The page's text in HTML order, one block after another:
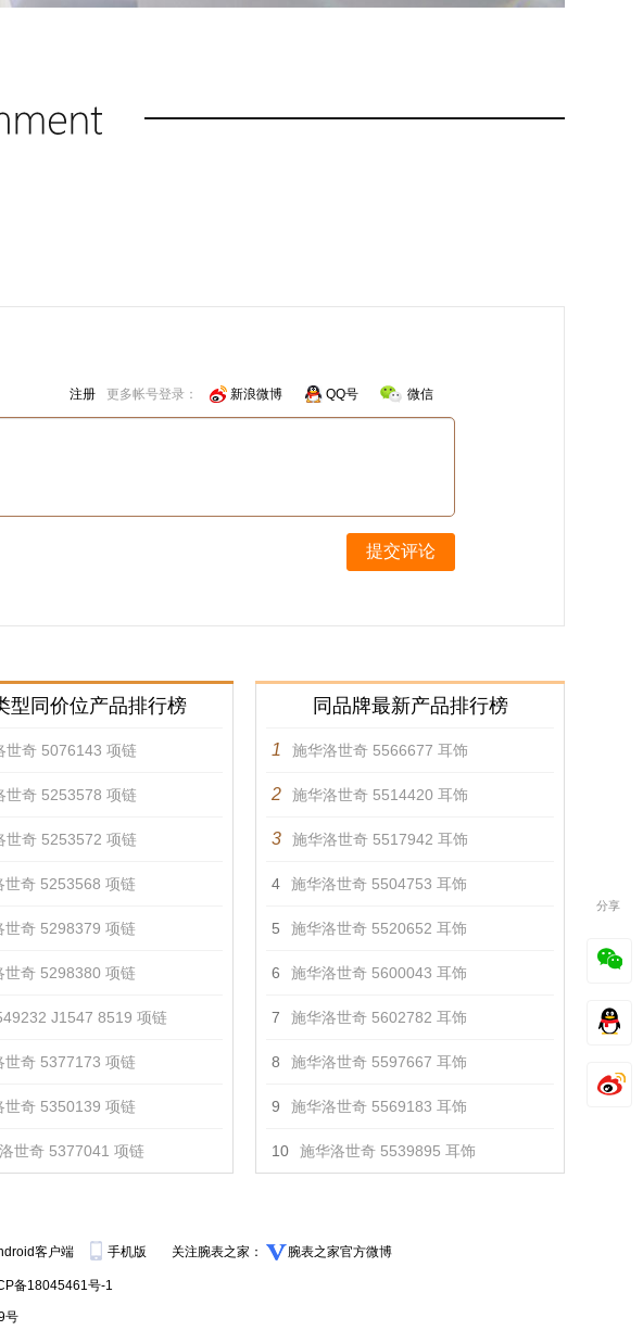
注册 更多帐号登录： 新浪微博 QQ号 微信
提交评论
型同价位产品排行榜
世奇 5076143 项链
世奇 5253578 项链
世奇 5253572 项链
世奇 5253568 项链
世奇 5298379 项链
世奇 5298380 项链
J1547 8519 项链
世奇 5377173 项链
世奇 5350139 项链
世奇 5377041 项链
同品牌最新产品排行榜
1 施华洛世奇 5566677 耳饰
2 施华洛世奇 5514420 耳饰
3 施华洛世奇 5517942 耳饰
4 施华洛世奇 5504753 耳饰
5 施华洛世奇 5520652 耳饰
6 施华洛世奇 5600043 耳饰
7 施华洛世奇 5602782 耳饰
8 施华洛世奇 5597667 耳饰
9 施华洛世奇 5569183 耳饰
10 施华洛世奇 5539895 耳饰
客户端 手机版 关注腕表之家： 腕表之家官方微博
备18045461号-1
号
分享